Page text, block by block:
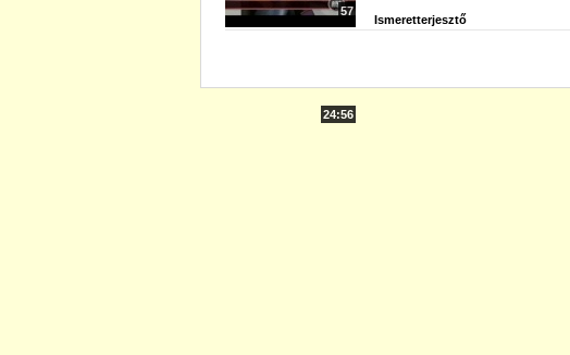
57
24:56
Ismeretterjesztő